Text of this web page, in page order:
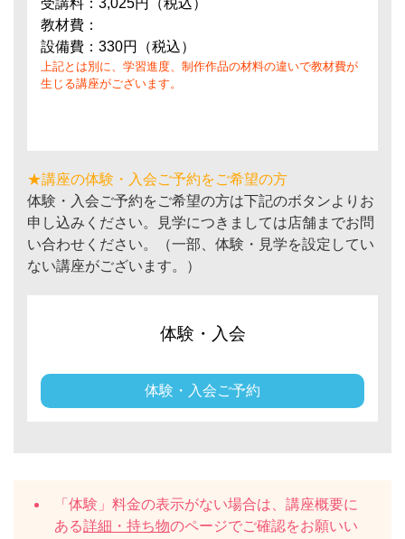
受講料：3,025円（税込）
教材費：
設備費：330円（税込）
上記とは別に、学習進度、制作作品の材料の違いで教材費が
生じる講座がございます。
★講座の体験・入会ご予約をご希望の方
体験・入会ご予約をご希望の方は下記のボタンよりお
申し込みください。見学につきましては店舗までお問
い合わせください。（一部、体験・見学を設定してい
ない講座がございます。）
体験・入会
体験・入会ご予約
「体験」料金の表示がない場合は、講座概要に
ある詳細・持ち物のページでご確認をお願いい